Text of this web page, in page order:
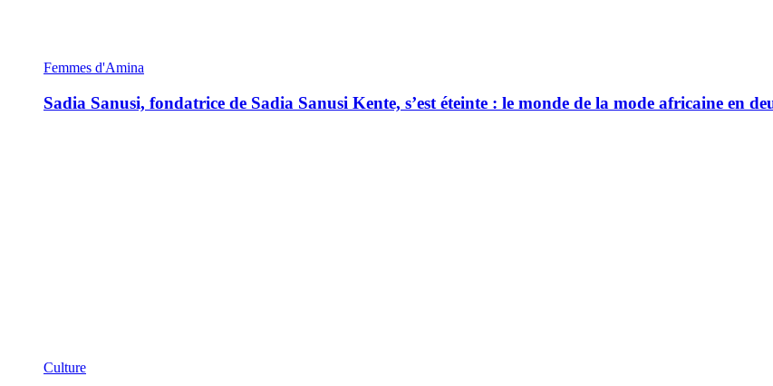
Femmes d'Amina
Sadia Sanusi, fondatrice de Sadia Sanusi Kente, s’est éteinte : le monde de la mode africaine en
Culture